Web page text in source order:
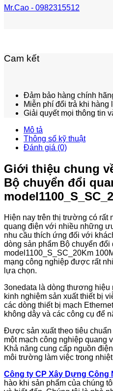
Mr.Cao - 0982315512
Cam kết
Đảm bảo hàng chính
Miễn phí đổi trả khi hàng
Giải quyết mọi thông tin
Mô tả
Thông số kỹ thuật
Đánh giá (0)
Giới thiệu chung
Bộ chuyển đổi
Hiện nay trên thị trường có rất
quang điện với nhiều những
nhu cầu thích ứng đối với
dòng sản phẩm Bộ chuyển đổi
model1100_S_SC_20Km
mạng công nghiệp được rất
lựa chọn.
3onedata là dòng thương
kinh nghiệm sản xuất thiết bị
các dòng thiết bị mạch
không dây và các công cụ để
Được sản xuất theo tiêu
một mạch công nghiệp quang
Khả năng cung cấp nguồn
môi trường làm việc trong
Công ty CP Xây Dựng Công
hào khi sản phẩm của chúng